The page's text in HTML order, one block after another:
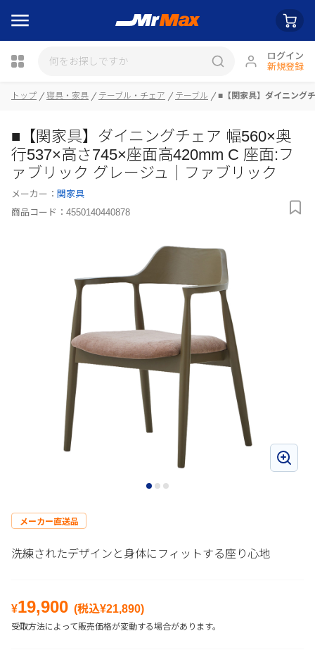
ログイン
新規登録
トップ 寝具・家具 テーブル・チェア テーブル ■【関家具】ダイニング
■【関家具】ダイニングチェア 幅560×奥
行537×高さ745×座面高420mm C 座面:フ
ァブリック グレージュ｜ファブリック
メーカー： 関家具
商品コード： 4550140440878
メーカー直送品
洗練されたデザインと身体にフィットする座り心地
¥19,900 (税込¥21,890)
受取方法によって販売価格が変動する場合があります。